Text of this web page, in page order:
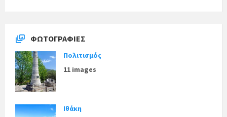
ΦΩΤΟΓΡΑΦΊΕΣ
Πολιτισμός
11 images
Ιθάκη